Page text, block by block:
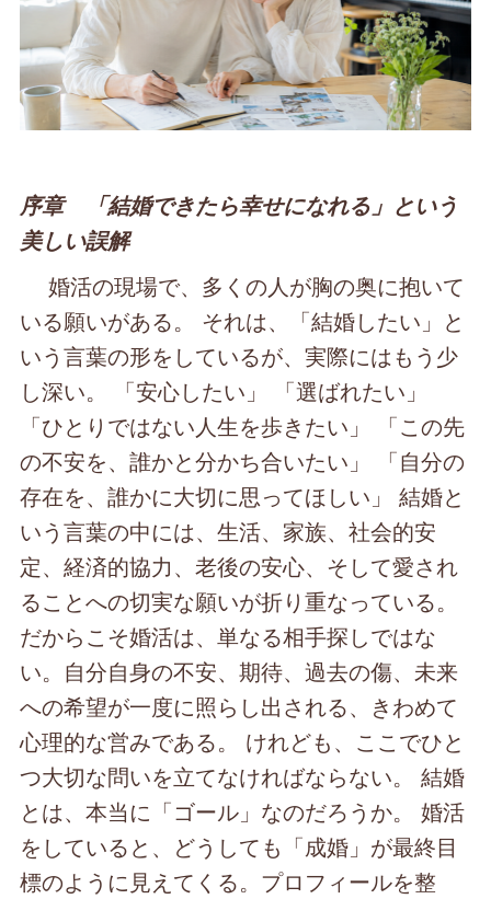
序章 「結婚できたら幸せになれる」という
美しい誤解
婚活の現場で、多くの人が胸の奥に抱いて
いる願いがある。 それは、「結婚したい」と
いう言葉の形をしているが、実際にはもう少
し深い。 「安心したい」 「選ばれたい」
「ひとりではない人生を歩きたい」 「この先
の不安を、誰かと分かち合いたい」 「自分の
存在を、誰かに大切に思ってほしい」 結婚と
いう言葉の中には、生活、家族、社会的安
定、経済的協力、老後の安心、そして愛され
ることへの切実な願いが折り重なっている。
だからこそ婚活は、単なる相手探しではな
い。自分自身の不安、期待、過去の傷、未来
への希望が一度に照らし出される、きわめて
心理的な営みである。 けれども、ここでひと
つ大切な問いを立てなければならない。 結婚
とは、本当に「ゴール」なのだろうか。 婚活
をしていると、どうしても「成婚」が最終目
標のように見えてくる。プロフィールを整